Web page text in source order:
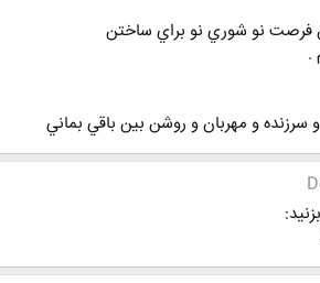
فرصت نو شوري نو براي ساختن
.
و مهربان و روشن بين باقي بماني